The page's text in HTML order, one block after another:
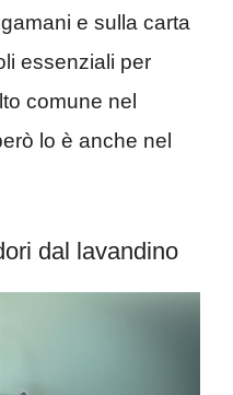
e sulla carta
essenziali per
comune nel
lo è anche nel
dal lavandino